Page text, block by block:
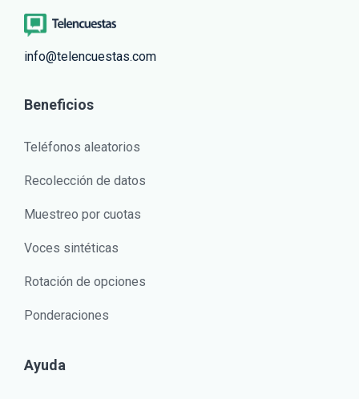
info@telencuestas.com
Beneficios
Teléfonos aleatorios
Recolección de datos
Muestreo por cuotas
Voces sintéticas
Rotación de opciones
Ponderaciones
Ayuda